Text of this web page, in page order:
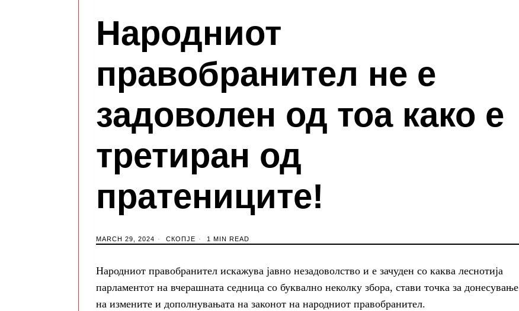
Народниот
правобранител не е
задоволен од тоа како е
третиран од
пратениците!
MARCH 29, 2024 СКОПЈЕ 1 MIN READ
Народниот правобранител искажува јавно незадоволство и е зачуден со каква леснотија
парламентот на вчерашната седница со буквално неколку збора, стави точка за донесување
на измените и дополнувањата на законот на народниот правобранител.